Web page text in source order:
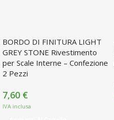
BORDO DI FINITURA LIGHT
GREY STONE Rivestimento
per Scale Interne – Confezione
2 Pezzi
7,60 €